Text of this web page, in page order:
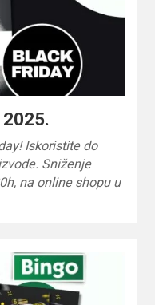
2025.
Iskoristite do
Sniženje
na online shopu u